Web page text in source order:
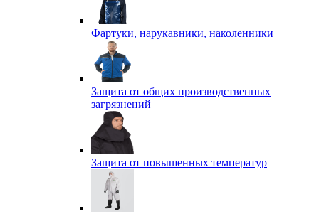
Фартуки, нарукавники, наколенники
Защита от общих производственных
загрязнений
Защита от повышенных температур